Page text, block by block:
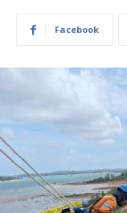
Facebook